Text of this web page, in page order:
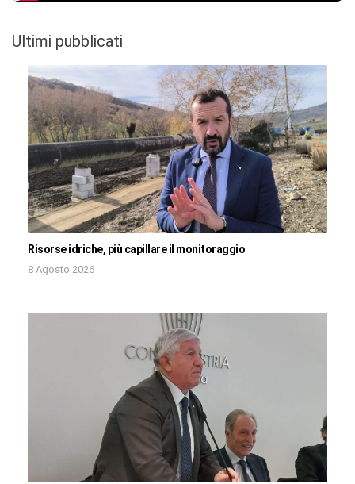
Ultimi pubblicati
Risorse idriche, più capillare il monitoraggio
8 Agosto 2026